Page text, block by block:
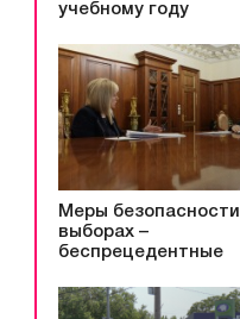
учебному году
Меры
выборах –
беспрецедентные